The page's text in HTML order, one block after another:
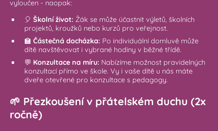
vyloučen - naopak:
🎈 Školní život: Žák se může účastnit výletů, školních
projektů, kroužků nebo kurzů pro veřejnost.
🏫 Částečná docházka: Po individuální domluvě může
dítě navštěvovat i vybrané hodiny v běžné třídě.
💬 Konzultace na míru: Nabízíme možnost pravidelných
konzultací přímo ve škole. Vy i vaše dítě u nás máte
dveře otevřené pro konzultace s pedagogy.
🌱 Přezkoušení v přátelském duchu (2x
ročně)